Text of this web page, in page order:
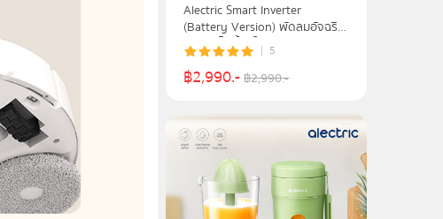
Alectric Smart Inverter
(Battery Version) พัดลมอัจฉริยะ
ควบคุมได้ทั้งรีโมทและมือถือ รุ่น
DC1 - รับประกัน 3 ปี
5
฿2,990.-฿2,990.-